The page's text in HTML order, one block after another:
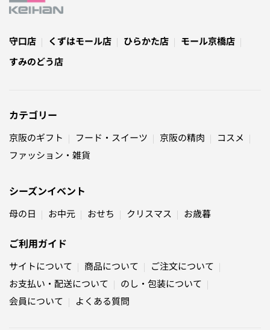
守口店 くずはモール店 ひらかた店
モール京橋店
すみのどう店
カテゴリー
京阪のギフト フード・スイーツ 京阪の精肉
コスメ
ファッション・雑貨
シーズンイベント
母の日 お中元 おせち クリスマス お歳暮
ご利用ガイド
サイトについて 商品について
ご注文について
お支払い・配送について
のし・包装について
会員について
よくある質問